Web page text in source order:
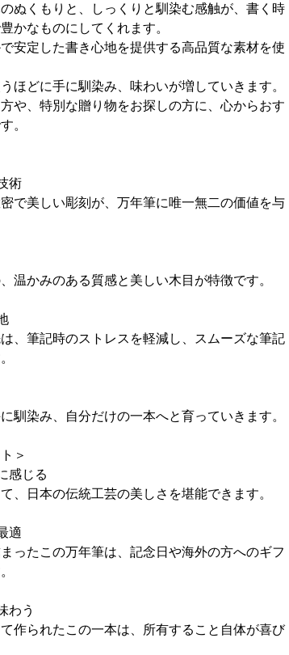
ぬくもりと、しっくりと馴染む感触が、書く時
かなものにしてくれます。
安定した書き心地を提供する高品質な素材を使
ほどに手に馴染み、味わいが増していきます。
や、特別な贈り物をお探しの方に、心からおす
。
術
で美しい彫刻が、万年筆に唯一無二の価値を与
温かみのある質感と美しい木目が特徴です。
、筆記時のストレスを軽減し、スムーズな筆記
馴染み、自分だけの一本へと育っていきます。
＞
感じる
、日本の伝統工芸の美しさを堪能できます。
適
ったこの万年筆は、記念日や海外の方へのギフ
わう
作られたこの一本は、所有すること自体が喜び